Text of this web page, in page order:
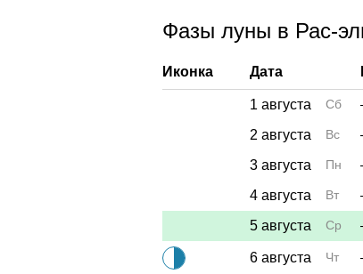
Фазы луны в Рас-
Иконка Дата
1 августа Сб
2 августа
Вс
3 августа
Пн
4 августа
Вт
5 августа
Ср
6 августа Чт